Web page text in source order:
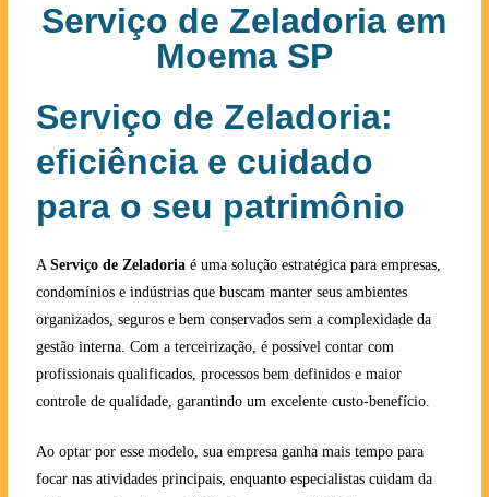
Serviço de Zeladoria em
Moema SP
Serviço de Zeladoria:
eficiência e cuidado
para o seu patrimônio
A Serviço de Zeladoriaé uma solução estratégica para empresas,
condomínios e indústrias que buscam manter seus ambientes
organizados, seguros e bem conservados sem a complexidade da
gestão interna. Com a terceirização, é possível contar com
profissionais qualificados, processos bem definidos e maior
controle de qualidade, garantindo um excelente custo-benefício.
Ao optar por esse modelo, sua empresa ganha mais tempo para
focar nas atividades principais, enquanto especialistas cuidam da